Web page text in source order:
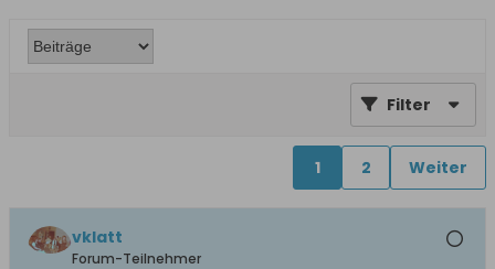
Filter
1 2 Weiter
vklatt
Forum-Teilnehmer